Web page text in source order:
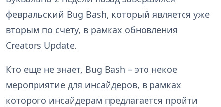
февральский Bug Bash, который является уже
вторым по счету, в рамках обновления
Creators Update.
Кто еще не знает, Bug Bash – это некое
мероприятие для инсайдеров, в рамках
которого инсайдерам предлагается пройти